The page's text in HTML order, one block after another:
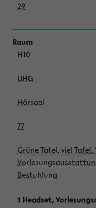
29
H10
UHG
Hörsaal
77
Grüne Tafel, viel
Bestuhlung
1 Headset,